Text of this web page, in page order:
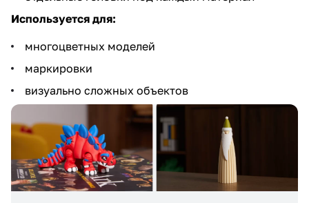
Используется для:
многоцветных моделей
маркировки
визуально сложных объектов